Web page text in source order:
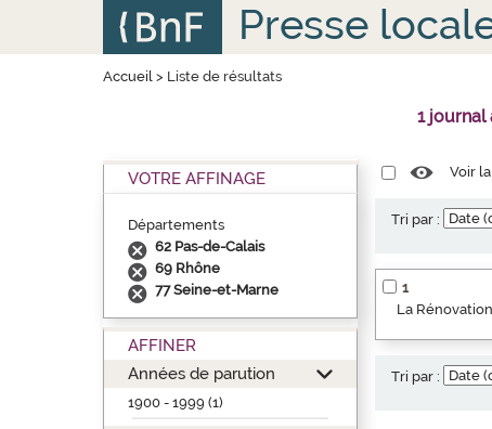
Presse
Accueil> Liste de résultats
1 journal
VOTRE AFFINAGE
Départements
62 Pas-de-Calais
69 Rhône
77 Seine-et-Marne
AFFINER
Années de parution
1900 - 1999 (1)
Voir
Tri par :
1
La
Tri par :
Panneau de gestion des cookies